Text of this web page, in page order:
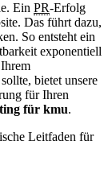
Ein PR-Erfolg
Das führt dazu,
So entsteht ein
exponentiell
bietet unsere
für Ihren
für kmu.